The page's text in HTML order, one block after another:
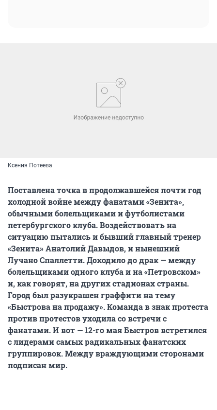
Ксения Потеева
Поставлена точка в продолжавшейся почти год
холодной войне между фанатами «Зенита»,
обычными болельщиками и футболистами
петербургского клуба. Воздействовать на
ситуацию пытались и бывший главный тренер
«Зенита» Анатолий Давыдов, и нынешний
Лучано Спаллетти. Доходило до драк — между
болельщиками одного клуба и на «Петровском»
и, как говорят, на других стадионах страны.
Город был разукрашен граффити на тему
«Быстрова на продажу». Команда в знак протеста
против протестов уходила со встречи с
фанатами. И вот — 12-го мая Быстров встретился
с лидерами самых радикальных фанатских
группировок. Между враждующими сторонами
подписан мир.